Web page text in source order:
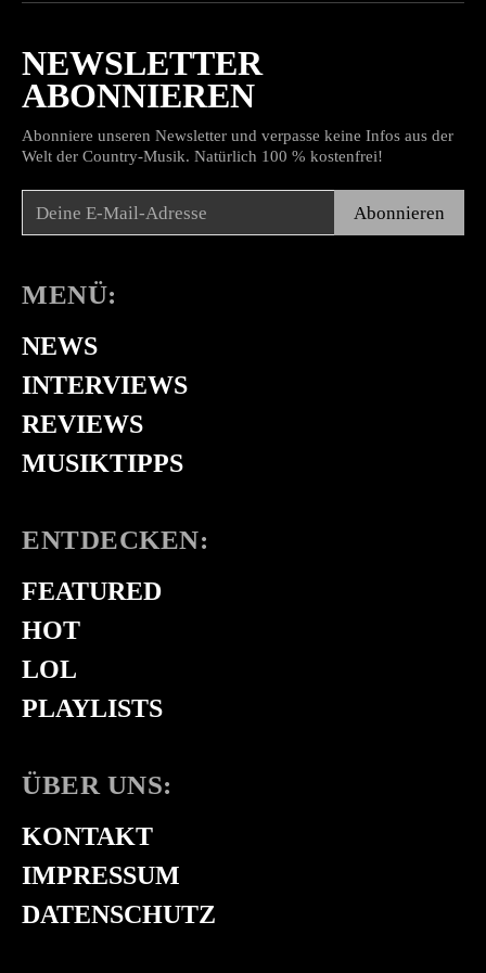
NEWSLETTER
ABONNIEREN
Abonniere unseren Newsletter und verpasse keine Infos aus der
Welt der Country-Musik. Natürlich 100 % kostenfrei!
Abonnieren
MENÜ:
NEWS
INTERVIEWS
REVIEWS
MUSIKTIPPS
ENTDECKEN:
FEATURED
HOT
LOL
PLAYLISTS
ÜBER UNS:
KONTAKT
IMPRESSUM
DATENSCHUTZ